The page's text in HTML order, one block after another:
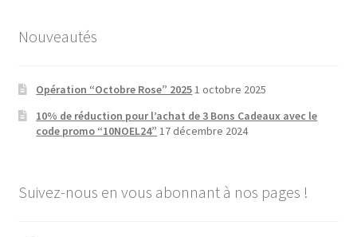
Nouveautés
Opération “Octobre Rose” 2025 1 octobre 2025
10% de réduction pour l’achat de 3 Bons Cadeaux avec le
code promo “10NOEL24” 17 décembre 2024
Suivez-nous en vous abonnant à nos pages !